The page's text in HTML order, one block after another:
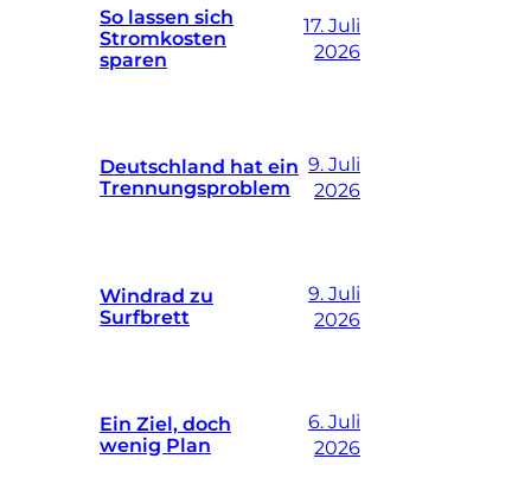
So lassen sich
Stromkosten
sparen
17. Juli
2026
Deutschland hat ein
Trennungsproblem
9. Juli
2026
Windrad zu
Surfbrett
9. Juli
2026
Ein Ziel, doch
wenig Plan
6. Juli
2026